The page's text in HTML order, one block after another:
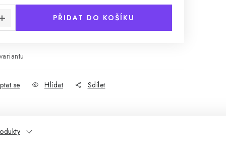
PŘIDAT DO KOŠÍKU
se Hlídat Sdílet